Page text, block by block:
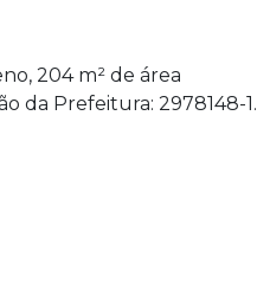
204 m² de área
da Prefeitura: 2978148-1.